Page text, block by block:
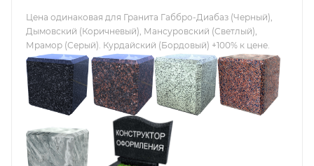
Цена одинаковая для Гранита Габбро-Диабаз (Черный),
Дымовский (Коричневый), Мансуровский (Светлый),
Мрамор (Серый). Курдайский (Бордовый) +100% к цене.